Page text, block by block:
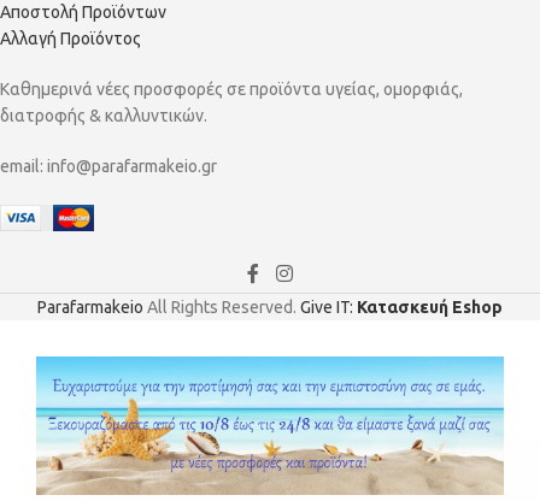
Αποστολή Προϊόντων
Αλλαγή Προϊόντος
Καθημερινά νέες προσφορές σε προϊόντα υγείας, ομορφιάς,
διατροφής & καλλυντικών.
email: info@parafarmakeio.gr
Parafarmakeio All Rights Reserved. Give IT: Κατασκευή Eshop